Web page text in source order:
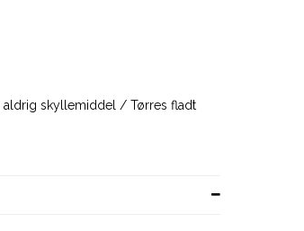
aldrig skyllemiddel / Tørres fladt